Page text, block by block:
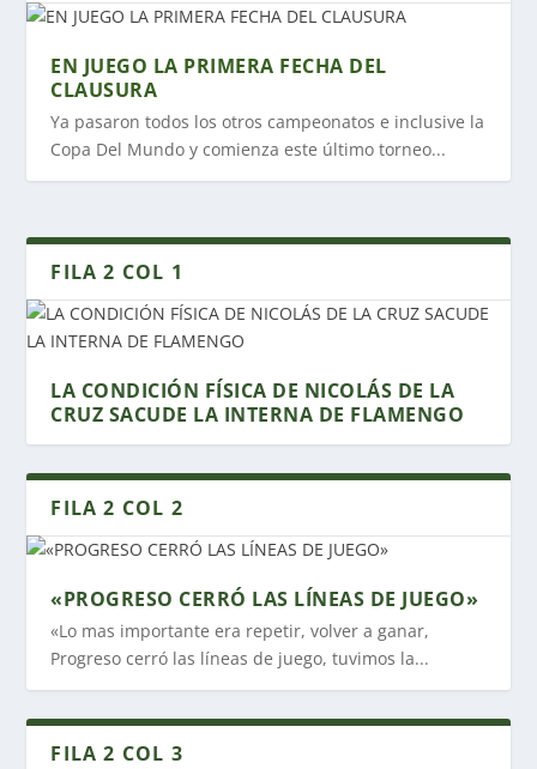
EN JUEGO LA PRIMERA FECHA DEL
CLAUSURA
Ya pasaron todos los otros campeonatos e inclusive la
Copa Del Mundo y comienza este último torneo...
FILA 2 COL 1
LA CONDICIÓN FÍSICA DE NICOLÁS DE LA
CRUZ SACUDE LA INTERNA DE FLAMENGO
FILA 2 COL 2
«PROGRESO CERRÓ LAS LÍNEAS DE JUEGO»
«Lo mas importante era repetir, volver a ganar,
Progreso cerró las líneas de juego, tuvimos la...
FILA 2 COL 3